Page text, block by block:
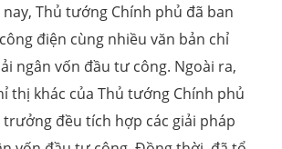
Thủ tướng Chính phủ đã ban
điện cùng nhiều văn bản chỉ
ngân vốn đầu tư công. Ngoài ra,
thị khác của Thủ tướng Chính phủ
đều tích hợp các giải pháp